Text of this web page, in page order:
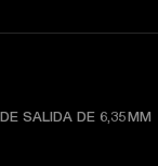
SALIDA DE 6,35 MM